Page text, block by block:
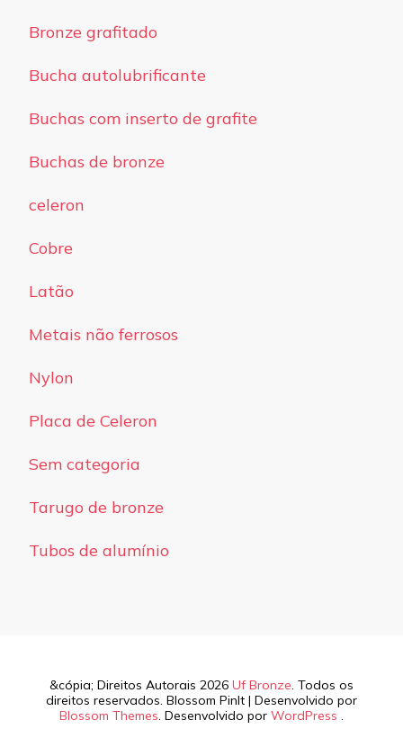
Bronze grafitado
Bucha autolubrificante
Buchas com inserto de grafite
Buchas de bronze
celeron
Cobre
Latão
Metais não ferrosos
Nylon
Placa de Celeron
Sem categoria
Tarugo de bronze
Tubos de alumínio
&cópia; Direitos Autorais 2026 Uf Bronze. Todos os
direitos reservados. Blossom PinIt | Desenvolvido por
Blossom Themes. Desenvolvido por WordPress .